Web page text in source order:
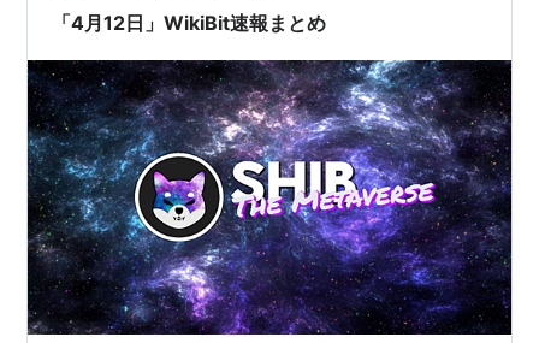
イーサリ…
「4月12日」WikiBit速報まとめ